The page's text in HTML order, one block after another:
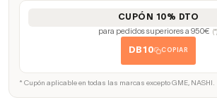
CUPÓN 10% DTO
para pedidos superiores a 950€ (*)
DB10 COPIAR
* Cupón aplicable en todas las marcas excepto GME, NASHI.